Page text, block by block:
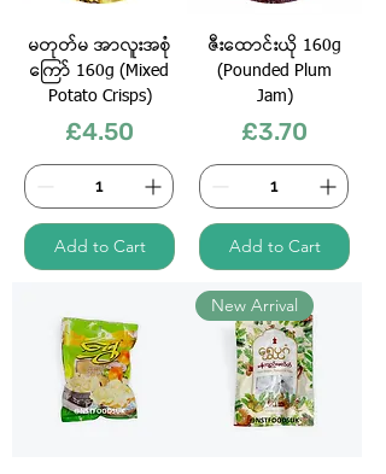
မတုတ်မ အာလူးအစုံ
ကြော် 160g (Mixed
Potato Crisps)
Price
£4.50
Add to Cart
ဇီးထောင်းယို 160g
(Pounded Plum
Jam)
Price
£3.70
Add to Cart
New Arrival